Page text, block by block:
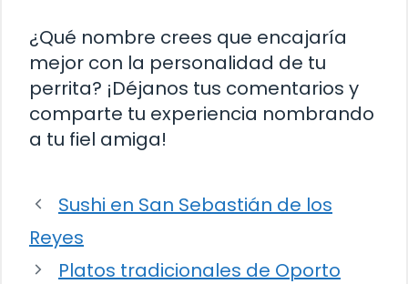
¿Qué nombre crees que encajaría
mejor con la personalidad de tu
perrita? ¡Déjanos tus comentarios y
comparte tu experiencia nombrando
a tu fiel amiga!
Sushi en San Sebastián de los
Reyes
Platos tradicionales de Oporto